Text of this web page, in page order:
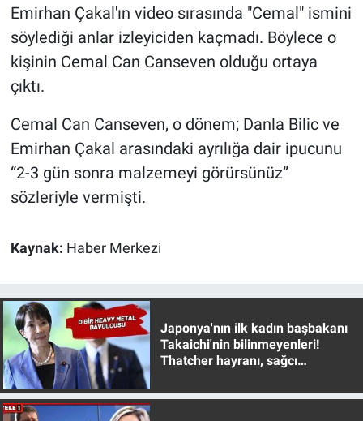
Emirhan Çakal'ın video sırasında "Cemal" ismini
söylediği anlar izleyiciden kaçmadı. Böylece o
kişinin Cemal Can Canseven olduğu ortaya
çıktı.
Cemal Can Canseven, o dönem; Danla Bilic ve
Emirhan Çakal arasındaki ayrılığa dair ipucunu
“2-3 gün sonra malzemeyi görürsünüz”
sözleriyle vermişti.
Kaynak: Haber Merkezi
Japonya'nın ilk kadın başbakanı
Takaichi'nin bilinmeyenleri!
Thatcher hayranı, sağcı
Nedir
Popüler
Sağlık
Spor
Türkiye'nin Gündemi
Yerel Gündem
Yerel Yaşam